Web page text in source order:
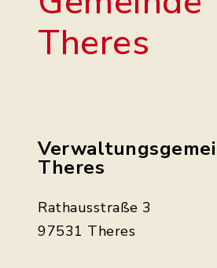
Theres
Theres
Rathausstraße 3
97531 Theres